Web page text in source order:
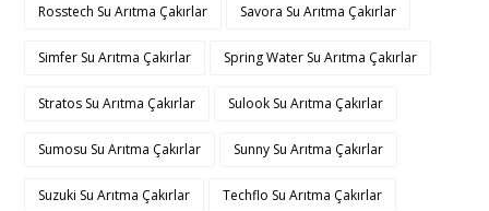
Rosstech Su Arıtma Çakırlar Savora Su Arıtma Çakırlar
Simfer Su Arıtma Çakırlar Spring Water Su Arıtma Çakırlar
Stratos Su Arıtma Çakırlar Sulook Su Arıtma Çakırlar
Sumosu Su Arıtma Çakırlar Sunny Su Arıtma Çakırlar
Suzuki Su Arıtma Çakırlar Techflo Su Arıtma Çakırlar